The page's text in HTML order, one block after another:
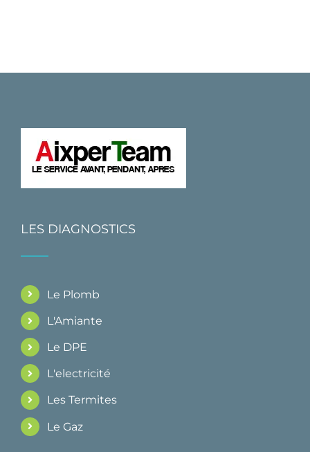
LES DIAGNOSTICS
Le Plomb
L'Amiante
Le DPE
L'electricité
Les Termites
Le Gaz